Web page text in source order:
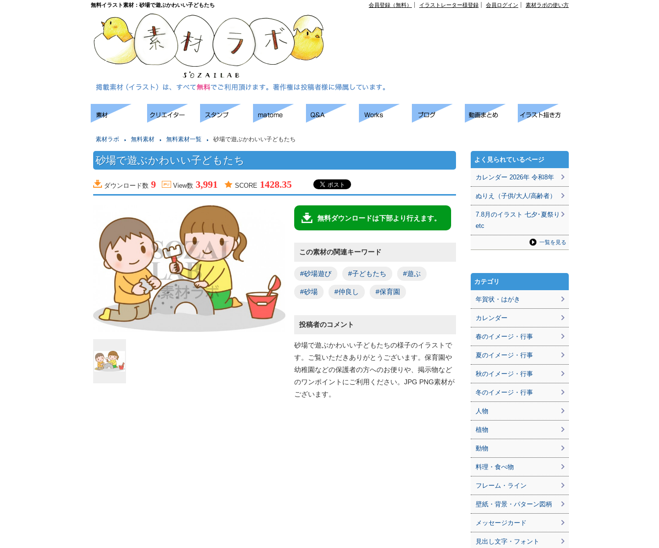
無料イラスト素材：砂場で遊ぶかわいい子どもたち 会員登録（無料） イラストレーター様登録 会員ログイン 素材ラボの使い方
素材ラボ 無料素材 無料素材一覧 砂場で遊ぶかわいい子どもたち
砂場で遊ぶかわいい子どもたち
ダウンロード数 9 View数 3,991 SCORE 1428.35
無料ダウンロードは下部より行えます。
この素材の関連キーワード
#砂場遊び #子どもたち #遊ぶ
#砂場 #仲良し #保育園
投稿者のコメント
砂場で遊ぶかわいい子どもたちの様子のイラストで
す。ご覧いただきありがとうございます。保育園や
幼稚園などの保護者の方へのお便りや、掲示物など
のワンポイントにご利用ください。JPG PNG素材が
ございます。
よく見られているページ
カレンダー 2026年 令和8年
ぬりえ（子供/大人/高齢者）
7.8月のイラスト 七夕･夏祭り
etc
一覧を見る
カテゴリ
年賀状・はがき
カレンダー
春のイメージ・行事
夏のイメージ・行事
秋のイメージ・行事
冬のイメージ・行事
人物
植物
動物
料理・食べ物
フレーム・ライン
壁紙・背景・パターン図柄
メッセージカード
見出し文字・フォント